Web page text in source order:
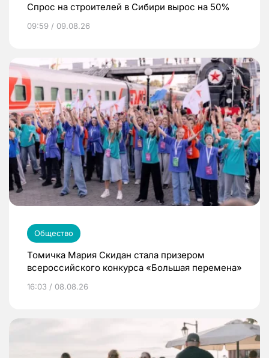
Спрос на строителей в Сибири вырос на 50%
09:59 / 09.08.26
Общество
Томичка Мария Скидан стала призером
всероссийского конкурса «Большая перемена»
16:03 / 08.08.26